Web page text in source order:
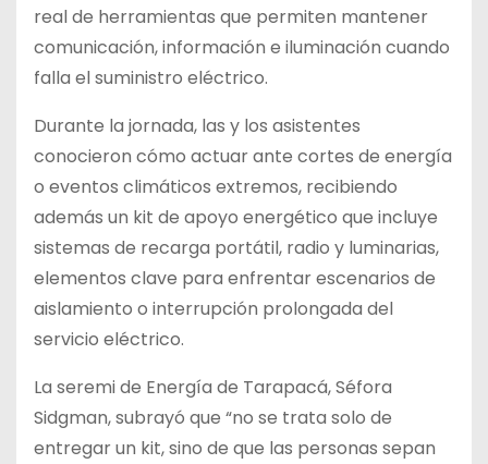
real de herramientas que permiten mantener
comunicación, información e iluminación cuando
falla el suministro eléctrico.
Durante la jornada, las y los asistentes
conocieron cómo actuar ante cortes de energía
o eventos climáticos extremos, recibiendo
además un kit de apoyo energético que incluye
sistemas de recarga portátil, radio y luminarias,
elementos clave para enfrentar escenarios de
aislamiento o interrupción prolongada del
servicio eléctrico.
La seremi de Energía de Tarapacá, Séfora
Sidgman, subrayó que “no se trata solo de
entregar un kit, sino de que las personas sepan